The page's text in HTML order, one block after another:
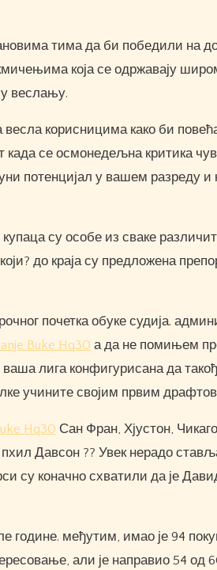
тима да би победили на
која се одржавају
веслању.
корисницима како би
када се осмонедељна критика
потенцијал у вашем разреду
су особе из сваке
до краја су предложена
почетка обуке судија.
Buke Hq30 а да не помињем
лига конфигурисана да
учините својим првим
Hq30 Сан Фран, Хјустон,
Давсон ?? Увек нерадо
су коначно схватили да је
међутим, имао је 94
али је направио 54 од